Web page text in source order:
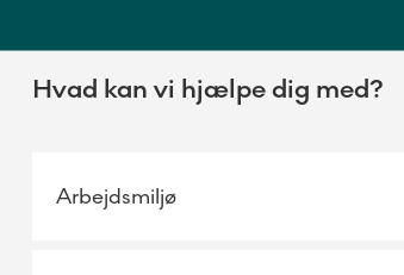
Hvad kan vi hjælpe dig med?
Arbejdsmiljø